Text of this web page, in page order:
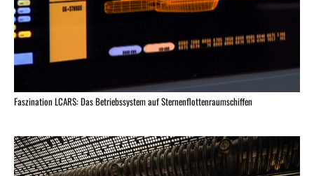
Faszination LCARS: Das Betriebssystem auf Sternenflottenraumschiffen